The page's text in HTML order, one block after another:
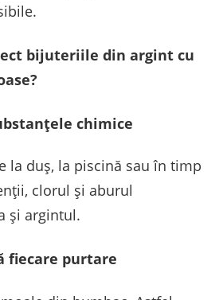
bijuteriile din argint cu
chimice
la duș, la piscină sau în timp
clorul și aburul
și argintul.
fiecare purtare